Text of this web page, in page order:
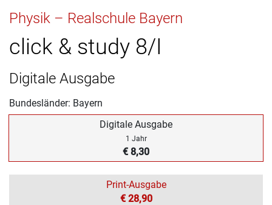
Physik – Realschule Bayern
click & study 8/I
Digitale Ausgabe
Bundesländer: Bayern
Digitale Ausgabe
1 Jahr
€ 8,30
Print-Ausgabe
€ 28,90